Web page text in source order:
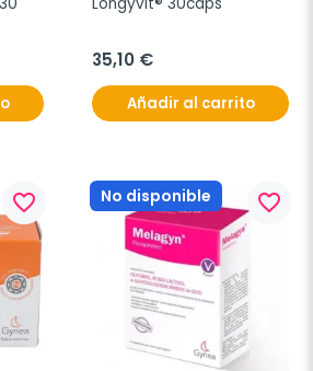
35,10 €
Añadir al carrito
favorite_border No disponible favorite_border